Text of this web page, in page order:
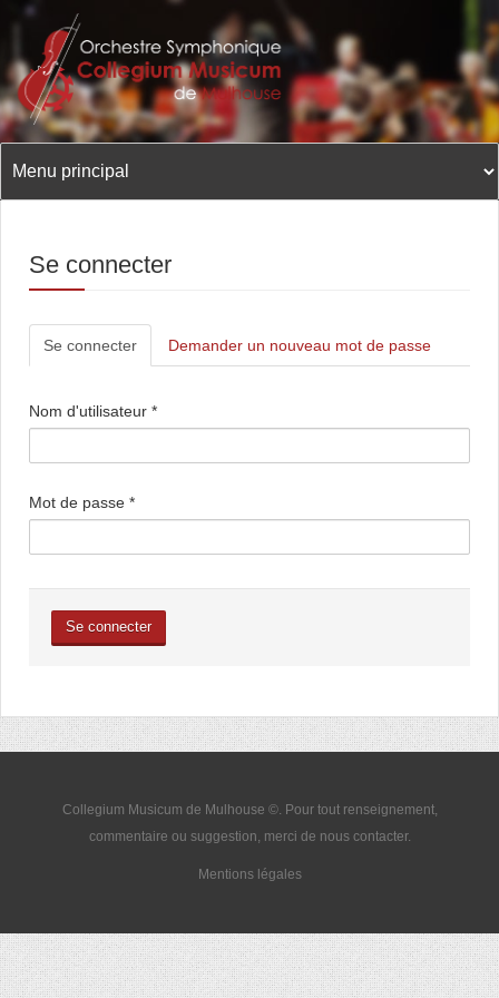
Aller
contenu
principal
Se connecter
Onglets
principaux
Se connecter (onglet
actif)
Demander un nouveau mot de passe
Nom d'utilisateur *
Mot de passe *
Se connecter
Collegium Musicum de Mulhouse ©. Pour tout renseignement,
commentaire ou suggestion, merci de nous contacter.
Mentions légales